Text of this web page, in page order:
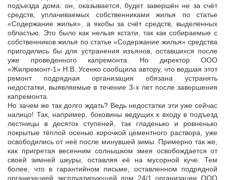
подъезда дома: он, оказывается, будет завершён не за счёт
средств, уплачиваемых собственниками жилья по статье
«Содержание жилья», а якобы за счёт средств, выделенных
областью. Это было как нельзя кстати, так как собираемые с
собственников жилья по статье «Содержание жилья» средства
пригодились бы для устранения изъянов, оставшихся после
уже проведенного капремонта. Но директор ООО
«Жилремонт-1» Н.В. Усенко сообщила автору, что ведшая этот
ремонт подрядная организация обязана устранять
недостатки, выявляемые в течение 3-х лет после завершения
капремонта.
Но зачем же так долго ждать? Ведь недостатки эти уже сейчас
налицо! Так, например, боковины ведущих к входу в подъезд
лестницы в десяток ступеней, так гладенько и ровненько
покрытые тёплой осенью корочкой цементного раствора, уже
освободились от неё после минувшей зимы. Примерно так же,
как пригретая весенним солнышком змея освобождается от
своей зимней шкуры, оставляя её на мусорной куче. Тем
более, что в гарантийном письме, оставленном подрядной
организацией эксплуатирующей дом 24/1 организации ООО